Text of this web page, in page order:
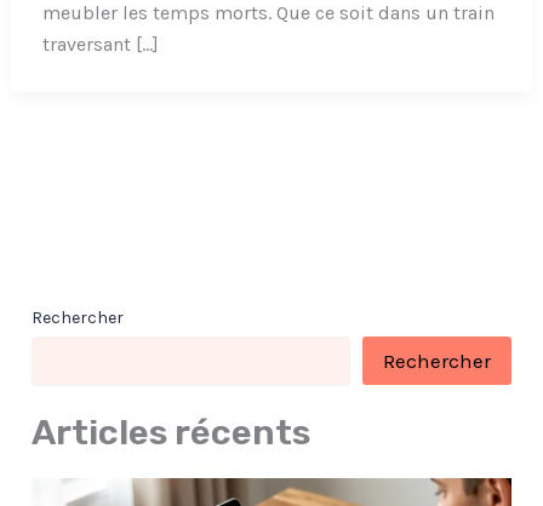
meubler les temps morts. Que ce soit dans un train
traversant […]
Rechercher
Rechercher
Articles récents